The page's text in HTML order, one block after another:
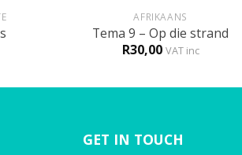
AFRIKAANS
Tema 9 – Op die strand
R30,00 VAT inc
GET IN TOUCH